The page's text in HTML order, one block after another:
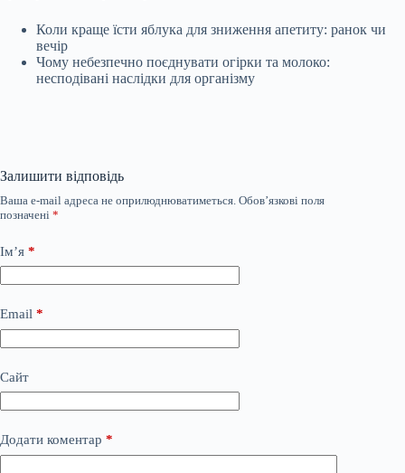
Коли краще їсти яблука для зниження апетиту: ранок чи
вечір
Чому небезпечно поєднувати огірки та молоко:
несподівані наслідки для організму
Залишити відповідь
Ваша e-mail адреса не оприлюднюватиметься. Обов’язкові поля
позначені *
Ім’я *
Email *
Сайт
Додати коментар *